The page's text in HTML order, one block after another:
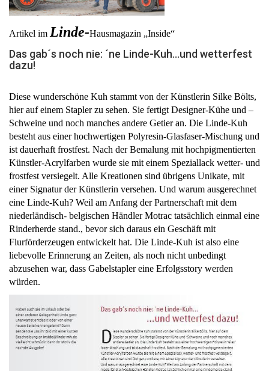
Artikel im Linde-Hausmagazin „Inside“
Das gab´s noch nie: ´ne Linde-Kuh…und wetterfest
dazu!
Diese wunderschöne Kuh stammt von der Künstlerin Silke Bölts,
hier auf einem Stapler zu sehen. Sie fertigt Designer-Kühe und –
Schweine und noch manches andere Getier an. Die Linde-Kuh
besteht aus einer hochwertigen Polyresin-Glasfaser-Mischung und
ist dauerhaft frostfest. Nach der Bemalung mit hochpigmentierten
Künstler-Acrylfarben wurde sie mit einem Speziallack wetter- und
frostfest versiegelt. Alle Kreationen sind übrigens Unikate, mit
einer Signatur der Künstlerin versehen. Und warum ausgerechnet
eine Linde-Kuh? Weil am Anfang der Partnerschaft mit dem
niederländisch- belgischen Händler Motrac tatsächlich einmal eine
Rinderherde stand., bevor sich daraus ein Geschäft mit
Flurförderzeugen entwickelt hat. Die Linde-Kuh ist also eine
liebevolle Erinnerung an Zeiten, als noch nicht unbedingt
abzusehen war, dass Gabelstapler eine Erfolgsstory werden
würden.